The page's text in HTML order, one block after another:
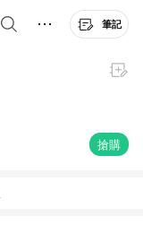
筆記
搶購